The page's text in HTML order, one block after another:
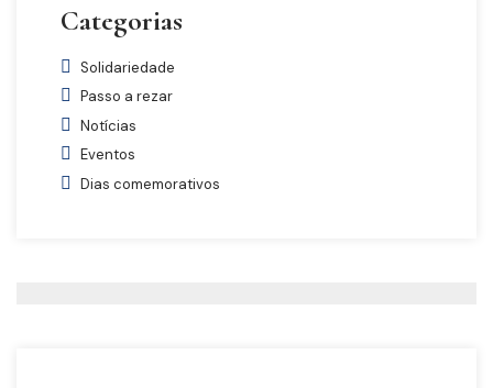
Categorias
Solidariedade
Passo a rezar
Notícias
Eventos
Dias comemorativos